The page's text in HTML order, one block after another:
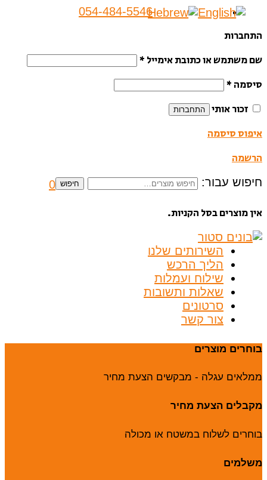
054-484-5546
התחברות
שם משתמש או כתובת אימייל *
סיסמה *
זכור אותי
התחברות
איפוס סיסמה
הרשמה
חיפוש עבור: חיפוש 0
אין מוצרים בסל הקניות.
השירותים שלנו
הליך הרכש
שילוח ועמלות
שאלות ותשובות
סרטונים
צור קשר
בוחרים מוצרים
ממלאים עגלה - מבקשים הצעת מחיר
מקבלים הצעת מחיר
בוחרים לשלוח במשטח או מכולה
משלמים